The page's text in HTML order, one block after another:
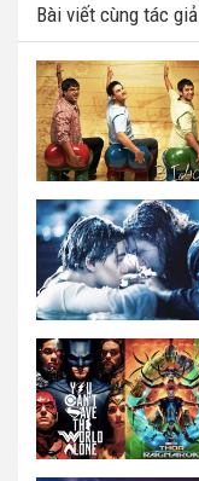
Bài viết cùng tác giả